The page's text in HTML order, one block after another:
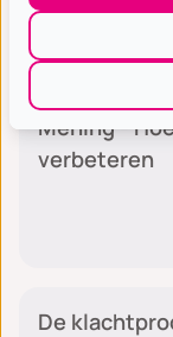
Algemeen
Mening -
verbeteren
De